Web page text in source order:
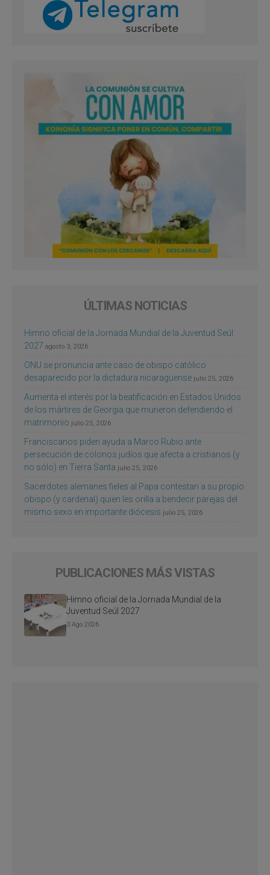
ÚLTIMAS NOTICIAS
Himno oficial de la Jornada Mundial de la Juventud Seúl
2027 agosto 3, 2026
ONU se pronuncia ante caso de obispo católico
desaparecido por la dictadura nicaragüense julio 25, 2026
Aumenta el interés por la beatificación en Estados Unidos
de los mártires de Georgia que murieron defendiendo el
matrimonio julio 25, 2026
Franciscanos piden ayuda a Marco Rubio ante
persecución de colonos judíos que afecta a cristianos (y
no sólo) en Tierra Santa julio 25, 2026
Sacerdotes alemanes fieles al Papa contestan a su propio
obispo (y cardenal) quien les orilla a bendecir parejas del
mismo sexo en importante diócesis julio 25, 2026
PUBLICACIONES MÁS VISTAS
Himno oficial de la Jornada Mundial de la
Juventud Seúl 2027
3 Ago 2026